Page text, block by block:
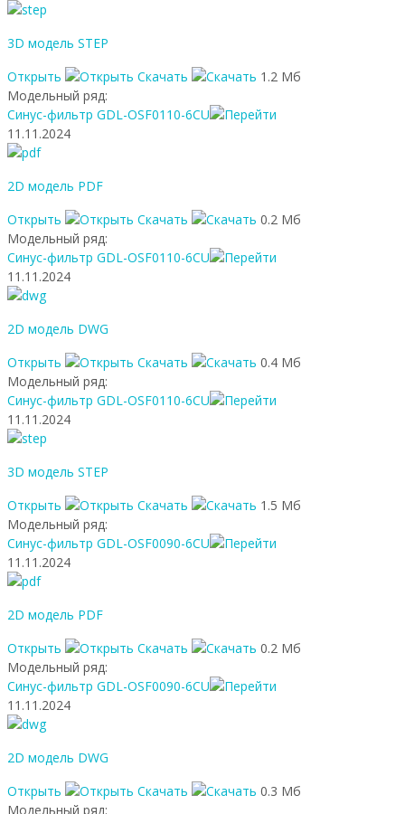
3D модель STEP
Открыть
Скачать
1.2 Мб
Модельный ряд:
Синус-фильтр GDL-OSF0110-6CU
11.11.2024
2D модель PDF
Открыть
Скачать
0.2 Мб
Модельный ряд:
Синус-фильтр GDL-OSF0110-6CU
11.11.2024
2D модель DWG
Открыть
Скачать
0.4 Мб
Модельный ряд:
Синус-фильтр GDL-OSF0110-6CU
11.11.2024
3D модель STEP
Открыть
Скачать
1.5 Мб
Модельный ряд:
Синус-фильтр GDL-OSF0090-6CU
11.11.2024
2D модель PDF
Открыть
Скачать
0.2 Мб
Модельный ряд:
Синус-фильтр GDL-OSF0090-6CU
11.11.2024
2D модель DWG
Открыть
Скачать
0.3 Мб
Модельный ряд: